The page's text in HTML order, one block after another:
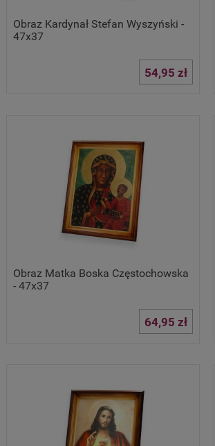
Obraz Kardynał Stefan Wyszyński -
47x37
54,95 zł
Obraz Matka Boska Częstochowska
- 47x37
64,95 zł